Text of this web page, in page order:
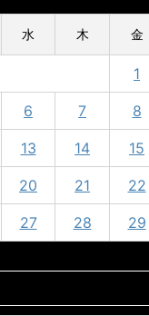
水 木 金
1
6 7 8
13 14 15
20 21 22
27 28 29